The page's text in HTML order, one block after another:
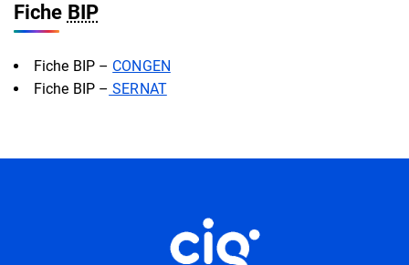
Fiche BIP
Fiche BIP – CONGEN
Fiche BIP – SERNAT